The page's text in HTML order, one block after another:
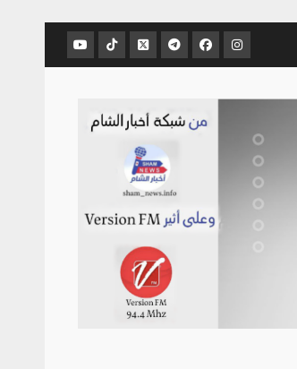
عنصر
القائمة
عنصر
القائمة
عنصر
القائمة
عنصر
القائمة
عنصر
القائمة
عنصر
القائمة